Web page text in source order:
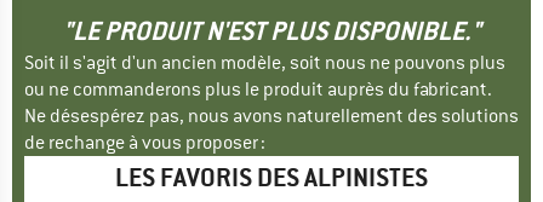
"LE PRODUIT N'EST PLUS DISPONIBLE."
Soit il s'agit d'un ancien modèle, soit nous ne pouvons plus
ou ne commanderons plus le produit auprès du fabricant.
Ne désespérez pas, nous avons naturellement des solutions
de rechange à vous proposer :
LES FAVORIS DES ALPINISTES